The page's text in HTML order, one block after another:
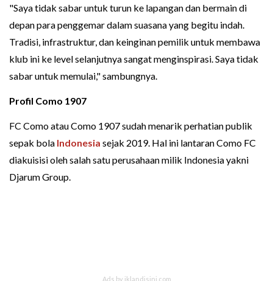
"Saya tidak sabar untuk turun ke lapangan dan bermain di
depan para penggemar dalam suasana yang begitu indah.
Tradisi, infrastruktur, dan keinginan pemilik untuk membawa
klub ini ke level selanjutnya sangat menginspirasi. Saya tidak
sabar untuk memulai," sambungnya.
Profil Como 1907
FC Como atau Como 1907 sudah menarik perhatian publik
sepak bola Indonesia sejak 2019. Hal ini lantaran Como FC
diakuisisi oleh salah satu perusahaan milik Indonesia yakni
Djarum Group.